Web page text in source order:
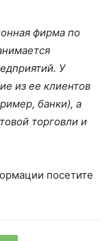
фирма по
У
из ее клиентов
банки), а
торговли и
посетите